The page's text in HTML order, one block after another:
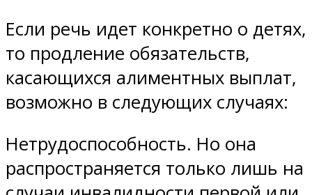
Если речь идет конкретно о детях,
то продление обязательств,
касающихся алиментных выплат,
возможно в следующих случаях:
Нетрудоспособность. Но она
распространяется только лишь на